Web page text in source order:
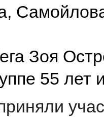
Зоя
55 лет